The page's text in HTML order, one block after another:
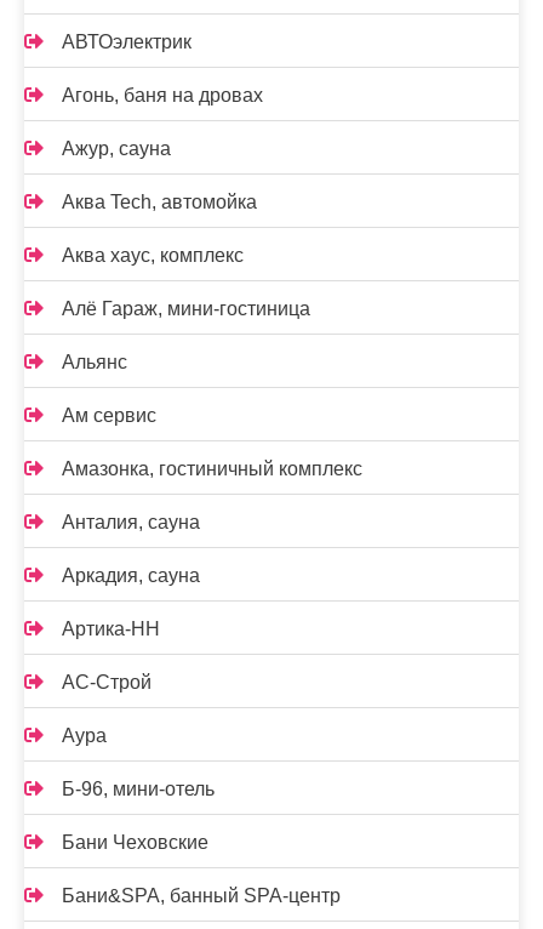
АВТОэлектрик
Агонь, баня на дровах
Ажур, сауна
Аква Tech, автомойка
Аква хаус, комплекс
Алё Гараж, мини-гостиница
Альянс
Ам сервис
Амазонка, гостиничный комплекс
Анталия, сауна
Аркадия, сауна
Артика-НН
АС-Строй
Аура
Б-96, мини-отель
Бани Чеховские
Бани&SPA, банный SPA-центр